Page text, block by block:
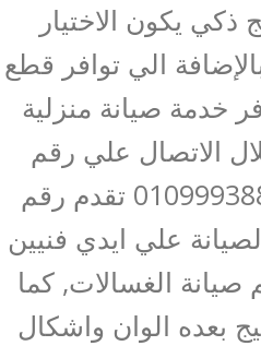
ذكي يكون الاختيار
الي توافر قطع
خدمة صيانة منزلية
الاتصال علي رقم
غسالات سميج 01099938826 تقدم رقم
علي ايدي فنيين
الغسالات, كما
بعده الوان واشكال